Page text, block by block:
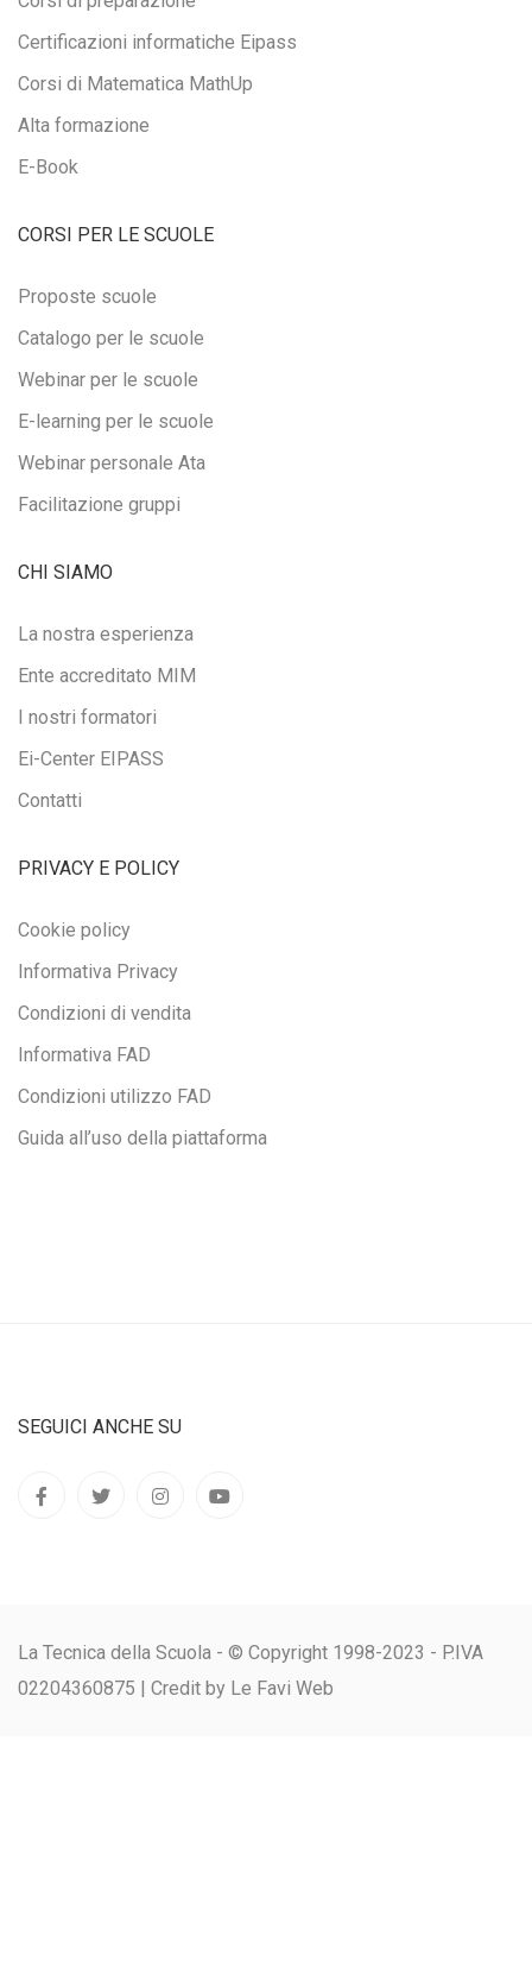
Certificazioni informatiche Eipass
Corsi di Matematica MathUp
Alta formazione
E-Book
CORSI PER LE SCUOLE
Proposte scuole
Catalogo per le scuole
Webinar per le scuole
E-learning per le scuole
Webinar personale Ata
Facilitazione gruppi
CHI SIAMO
La nostra esperienza
Ente accreditato MIM
I nostri formatori
Ei-Center EIPASS
Contatti
PRIVACY E POLICY
Cookie policy
Informativa Privacy
Condizioni di vendita
Informativa FAD
Condizioni utilizzo FAD
Guida all’uso della piattaforma
SEGUICI ANCHE SU
La Tecnica della Scuola - © Copyright 1998-2023 - P.IVA
02204360875 | Credit by Le Favi Web